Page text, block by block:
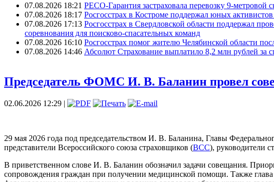
07.08.2026 18:21 РЕСО-Гарантия застраховала перевозку 9-метровой
07.08.2026 18:17 Росгосстрах в Костроме поддержал юных
07.08.2026 17:13 Росгосстрах в Свердловской области поддержал
соревнования для поисково‑спасательных команд
07.08.2026 16:10 Росгосстрах помог жителю Челябинской области
07.08.2026 14:46 Абсолют Страхование выплатило 8,2 млн рублей за
Председатель ФОМС И. В. Баланин провел
02.06.2026 12:29 |
29 мая 2026 года под председательством И. В. Баланина, Главы
представители Всероссийского союза страховщиков (ВСС), руководители
В приветственном слове И. В. Баланин обозначил задачи совещания.
сопровождения граждан при получении медицинской помощи. Также